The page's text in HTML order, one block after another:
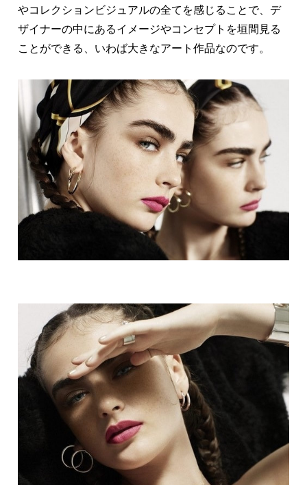
やコレクションビジュアルの全てを感じることで、デ
ザイナーの中にあるイメージやコンセプトを垣間見る
ことができる、いわば大きなアート作品なのです。